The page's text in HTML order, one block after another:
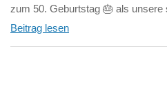
zum 50. Geburtstag 🎂 als unsere
Beitrag lesen